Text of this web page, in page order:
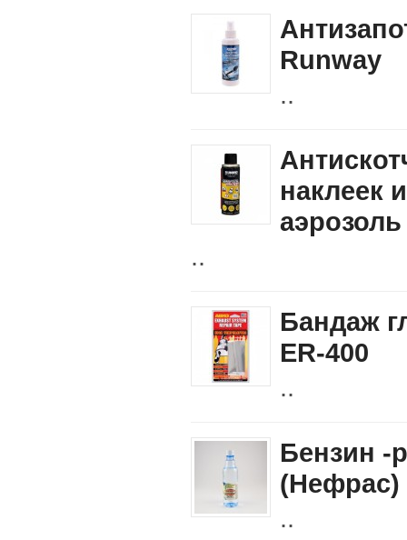
Runway
..
наклеек
аэрозоль
..
Бандаж
ER-400
..
Бензин -
(Нефрас)
..